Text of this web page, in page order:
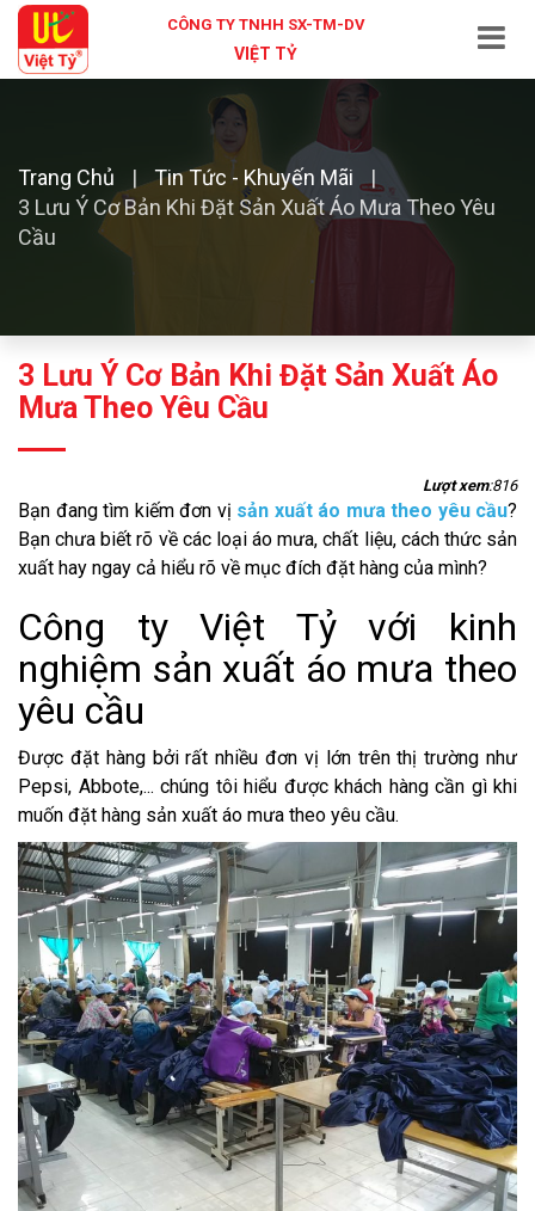
CÔNG TY TNHH SX-TM-DV
VIỆT TỶ
Trang Chủ
Tin Tức - Khuyến Mãi
3 Lưu Ý Cơ Bản Khi Đặt Sản Xuất Áo Mưa Theo Yêu
Cầu
3 Lưu Ý Cơ Bản Khi Đặt Sản Xuất Áo
Mưa Theo Yêu Cầu
Lượt xem:816
Bạn đang tìm kiếm đơn vị sản xuất áo mưa theo yêu cầu?
Bạn chưa biết rõ về các loại áo mưa, chất liệu, cách thức sản
xuất hay ngay cả hiểu rõ về mục đích đặt hàng của mình?
Công ty Việt Tỷ với kinh
nghiệm sản xuất áo mưa theo
yêu cầu
Được đặt hàng bởi rất nhiều đơn vị lớn trên thị trường như
Pepsi, Abbote,... chúng tôi hiểu được khách hàng cần gì khi
muốn đặt hàng sản xuất áo mưa theo yêu cầu.